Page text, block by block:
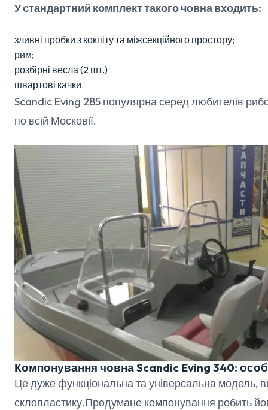
У стандартний комплект такого човна входить:
зливні пробки з кокпіту та міжсекційного простору;
рим;
розбірні весла (2 шт.)
швартові качки.
Scandic Eving 285 популярна серед любителів
по всій Московії.
Компонування човна Scandic Eving 340:
Це дуже функціональна та універсальна модель,
склопластику.Продумане компонування робить